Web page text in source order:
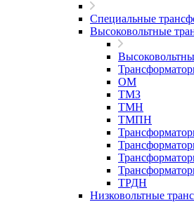
Специальные
Высоковольтные
ОМ
ТМЗ
ТМН
ТМПН
ТРДН
Низковольтные